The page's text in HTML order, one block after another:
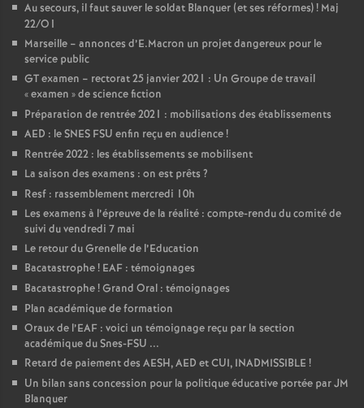
Au secours, il faut sauver le soldat Blanquer (et ses réformes)! Maj
22/O1
Marseille – annonces d’E.Macron un projet dangereux pour le
service public
GT examen – rectorat 25 janvier 2021 : Un Groupe de travail
«examen » de science fiction
Préparation de rentrée 2021 : mobilisations des établissements
AED : le SNES FSU enfin reçu en audience!
Rentrée 2022 : les établissements se mobilisent
La saison des examens : on est prêts ?
Resf : rassemblement mercredi 10h
Les examens à l’épreuve de la réalité : compte-rendu du comité de
suivi du vendredi 7 mai
Le retour du Grenelle de l’Education
Bacatastrophe! EAF : témoignages
Bacatastrophe! Grand Oral : témoignages
Plan académique de formation
Oraux de l’EAF : voici un témoignage reçu par la section
académique du Snes-FSU ...
Retard de paiement des AESH, AED et CUI, INADMISSIBLE !
Un bilan sans concession pour la politique éducative portée par JM
Blanquer